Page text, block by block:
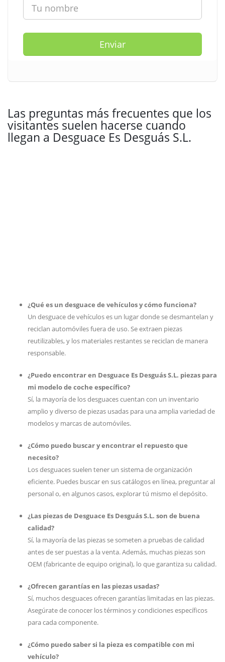
Enviar
Las preguntas más frecuentes que los
visitantes suelen hacerse cuando
llegan a Desguace Es Desguás S.L.
¿Qué es un desguace de vehículos y cómo funciona?
Un desguace de vehículos es un lugar donde se desmantelan y
reciclan automóviles fuera de uso. Se extraen piezas
reutilizables, y los materiales restantes se reciclan de manera
responsable.
¿Puedo encontrar en Desguace Es Desguás S.L. piezas para
mi modelo de coche específico?
Sí, la mayoría de los desguaces cuentan con un inventario
amplio y diverso de piezas usadas para una amplia variedad de
modelos y marcas de automóviles.
¿Cómo puedo buscar y encontrar el repuesto que
necesito?
Los desguaces suelen tener un sistema de organización
eficiente. Puedes buscar en sus catálogos en línea, preguntar al
personal o, en algunos casos, explorar tú mismo el depósito.
¿Las piezas de Desguace Es Desguás S.L. son de buena
calidad?
Sí, la mayoría de las piezas se someten a pruebas de calidad
antes de ser puestas a la venta. Además, muchas piezas son
OEM (fabricante de equipo original), lo que garantiza su calidad.
¿Ofrecen garantías en las piezas usadas?
Sí, muchos desguaces ofrecen garantías limitadas en las piezas.
Asegúrate de conocer los términos y condiciones específicos
para cada componente.
¿Cómo puedo saber si la pieza es compatible con mi
vehículo?